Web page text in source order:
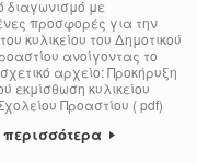
διαγωνισμό με
προσφορές για την
κυλικείου του Δημοτικού
ανοίγοντας το
αρχείο: Προκήρυξη
εκμίσθωση κυλικείου
Προαστίου ( pdf)